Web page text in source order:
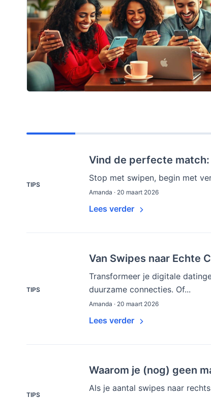
TIPS
Vind de perfecte
Stop met swipen, begin met
Amanda · 20 maart 2026
Lees verder
TIPS
Van Swipes naar Echte
Transformeer je digitale
duurzame connecties. Of...
Amanda · 20 maart 2026
Lees verder
TIPS
Waarom je (nog) geen
Als je aantal swipes naar